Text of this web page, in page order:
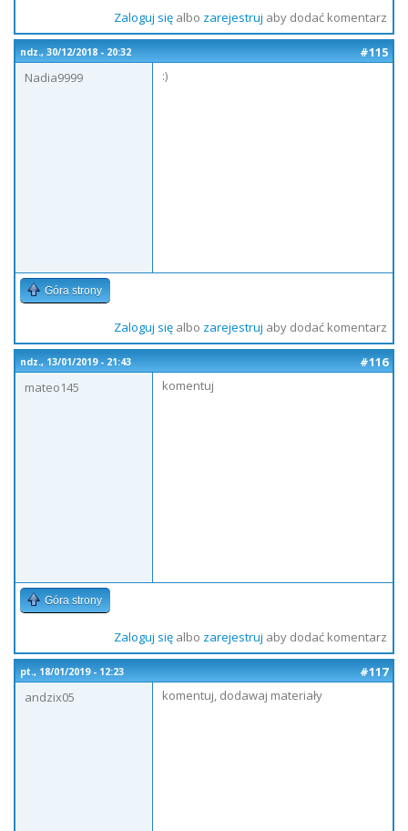
Zaloguj sięalbo zarejestruj aby dodać komentarz
ndz., 30/12/2018 - 20:32
#115
Nadia9999
:)
Góra strony
Zaloguj sięalbo zarejestruj aby dodać komentarz
ndz., 13/01/2019 - 21:43
#116
mateo145
komentuj
Góra strony
Zaloguj sięalbo zarejestruj aby dodać komentarz
pt., 18/01/2019 - 12:23
#117
andzix05
komentuj, dodawaj materiały